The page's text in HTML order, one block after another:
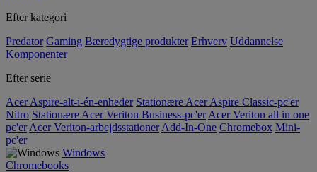
Efter kategori
Predator Gaming Bæredygtige produkter Erhverv Uddannelse
Komponenter
Efter serie
Acer Aspire-alt-i-én-enheder Stationære Acer Aspire Classic-pc'er
Nitro Stationære Acer Veriton Business-pc'er Acer Veriton all in one
pc'er Acer Veriton-arbejdsstationer Add-In-One Chromebox Mini-
pc'er
Windows
Chromebooks